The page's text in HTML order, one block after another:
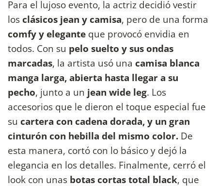
Para el lujoso evento, la actriz decidió vestir
los clásicos jean y camisa, pero de una forma
comfy y elegante que provocó envidia en
todos. Con su pelo suelto y sus ondas
marcadas, la artista usó una camisa blanca
manga larga, abierta hasta llegar a su
pecho, junto a un jean wide leg. Los
accesorios que le dieron el toque especial fue
su cartera con cadena dorada, y un gran
cinturón con hebilla del mismo color. De
esta manera, cortó con lo básico y dejó la
elegancia en los detalles. Finalmente, cerró el
look con unas botas cortas total black, que